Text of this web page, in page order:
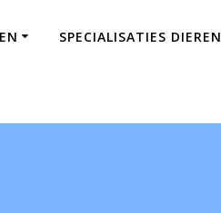
SPECIALISATIES DIEREN